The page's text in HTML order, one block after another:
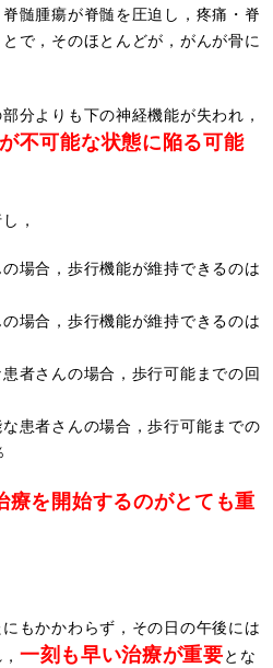
髄腫瘍が脊髄を圧迫し，疼痛・脊
で，そのほとんどが，がんが骨に
分よりも下の神経機能が失われ，
不可能な状態に陥る可能
，
場合，歩行機能が維持できるのは
場合，歩行機能が維持できるのは
者さんの場合，歩行可能までの回
患者さんの場合，歩行可能までの
療を開始するのがとても重
もかかわらず，その日の午後には
一刻も早い治療が重要とな